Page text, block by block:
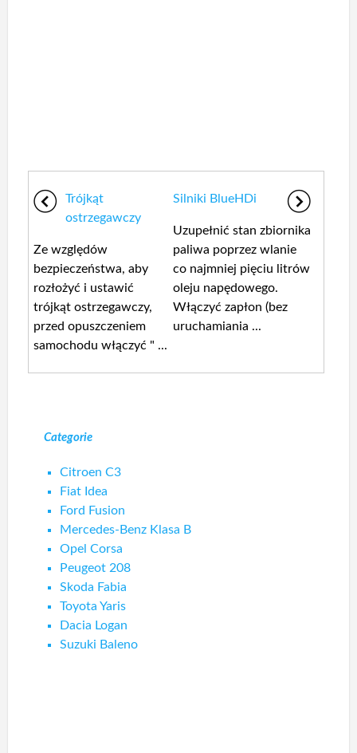
Trójkąt
ostrzegawczy
Ze względów
bezpieczeństwa, aby
rozłożyć i ustawić
trójkąt ostrzegawczy,
przed opuszczeniem
samochodu włączyć " ...
Silniki BlueHDi
Uzupełnić stan zbiornika
paliwa poprzez wlanie
co najmniej pięciu litrów
oleju napędowego.
Włączyć zapłon (bez
uruchamiania ...
Categorie
Citroen C3
Fiat Idea
Ford Fusion
Mercedes-Benz Klasa B
Opel Corsa
Peugeot 208
Skoda Fabia
Toyota Yaris
Dacia Logan
Suzuki Baleno